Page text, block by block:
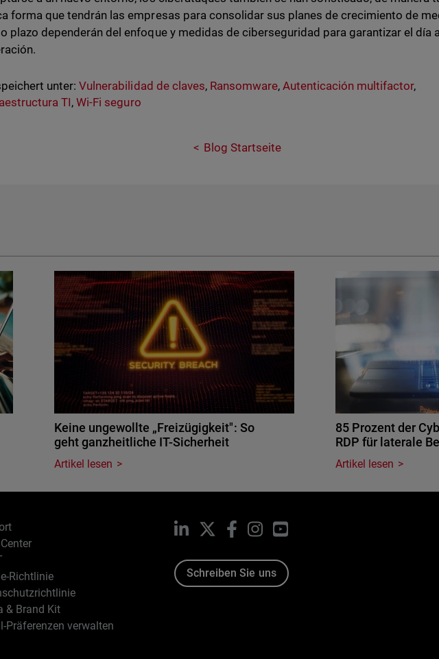
forma que tendrán las empresas para consolidar sus planes de crecimiento de
plazo dependerán del enfoque y medidas de ciberseguridad para garantizar el día
unter: Vulnerabilidad de claves, Ransomware, Autenticación multifactor,
TI,Wi-Fi seguro
Blog Startseite
Keine ungewollte „Freizügigkeit": So
geht ganzheitliche IT-Sicherheit
Artikel lesen
85 Prozent der
RDP für laterale
Artikel lesen
Richtlinie
& Brand Kit
Präferenzen verwalten
LinkedIn Facebook
InstagramYouTube
Schreiben Sie uns